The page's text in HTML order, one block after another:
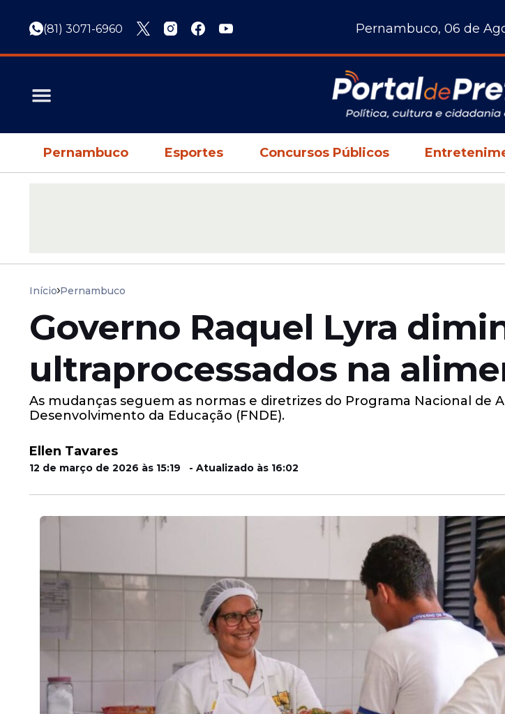
(81) 3071-6960 Pernambuco, 06 de
Pernambuco Esportes Concursos Públicos
Início Pernambuco
Governo Raquel Lyra
ultraprocessados na
As mudanças seguem as normas e diretrizes do Programa Nacional de
Desenvolvimento da Educação (FNDE).
Ellen Tavares
12 de março de 2026 às 15:19 - Atualizado às 16:02